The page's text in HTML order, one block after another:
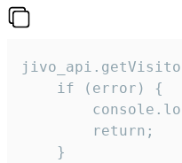
    if (error) {
        return;
    }